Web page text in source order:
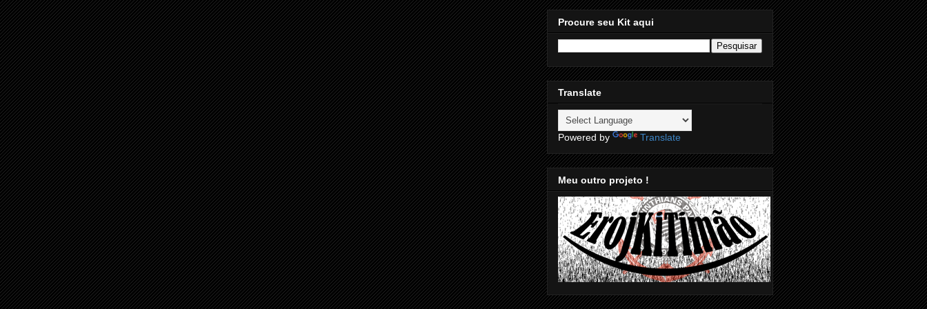
Procure seu Kit aqui
Translate
Powered by Translate
Meu outro projeto !